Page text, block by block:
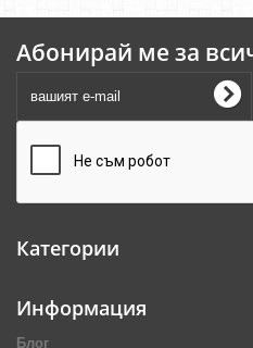
Абонирай ме за
Категории
Информация
Блог